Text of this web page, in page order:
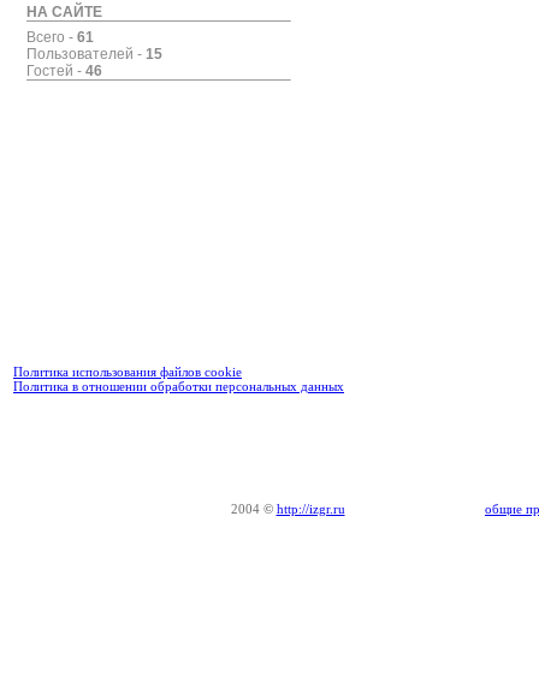
НА САЙТЕ
Всего - 61
Пользователей - 15
Гостей - 46
Политика использования файлов cookie
Политика в отношении обработки персональных данных
2004 © http://izgr.ru общие